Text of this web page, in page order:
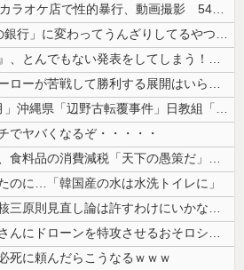
15歳少女に薬と酒飲ませカラオケ店で性的暴行、動画撮影 54歳無職を再...
「住信SBI」が「ドコモの銀行」に変わってうんざりしてるやつｗｗｗｗｗ...
【速報】『有吉の夏休み』、とんでもない発表をしてしまう！！！！！
【正論】特撮関係者「ヒーローが苦戦して勝利する展開はいらない。それで特...
日本「沖縄県知事選（9月」沖縄県「辺野古転覆事件」日教組「同志社批判！...
でヤバくなるぞ・・・・・
【悲報】参政党神谷代表、食料品の消費減税「天下の愚策だ」と批判ｗｗｗｗ...
のに…「韓国産の水は水洗トイレに」
【国防】被爆者団体「非核三原則見直し論は許すわけにいかない」 ネット「...
【動画】野菜売りのおじさんにドローンを特攻させるおそロシア。
死に頼んだらこうなるｗｗｗ